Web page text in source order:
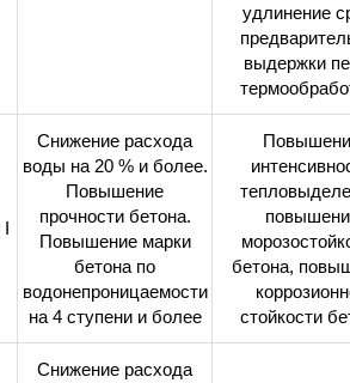
удлинение
выдержки
I
Снижение расхода
воды на 20 % и более.
Повышение
прочности бетона.
Повышение марки
бетона по
водонепроницаемости
на 4 ступени и более
бетона,
стойкости
Снижение расхода